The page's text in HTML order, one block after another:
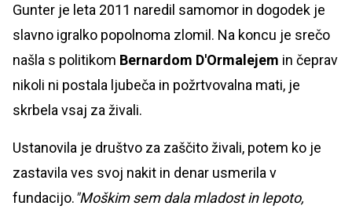
Gunter je leta 2011 naredil samomor in dogodek je
slavno igralko popolnoma zlomil. Na koncu je srečo
našla s politikom Bernardom D'Ormalejem in čeprav
nikoli ni postala ljubeča in požrtvovalna mati, je
skrbela vsaj za živali.
Ustanovila je društvo za zaščito živali, potem ko je
zastavila ves svoj nakit in denar usmerila v
fundacijo."Moškim sem dala mladost in lepoto,